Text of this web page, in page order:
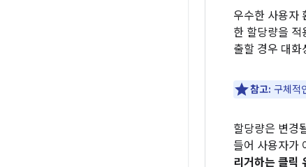
우수한 사용자
한 할당량을 적
출할 경우 대화
참고: 구체적
할당량은 변경
들어 사용자가
리거하는 클릭